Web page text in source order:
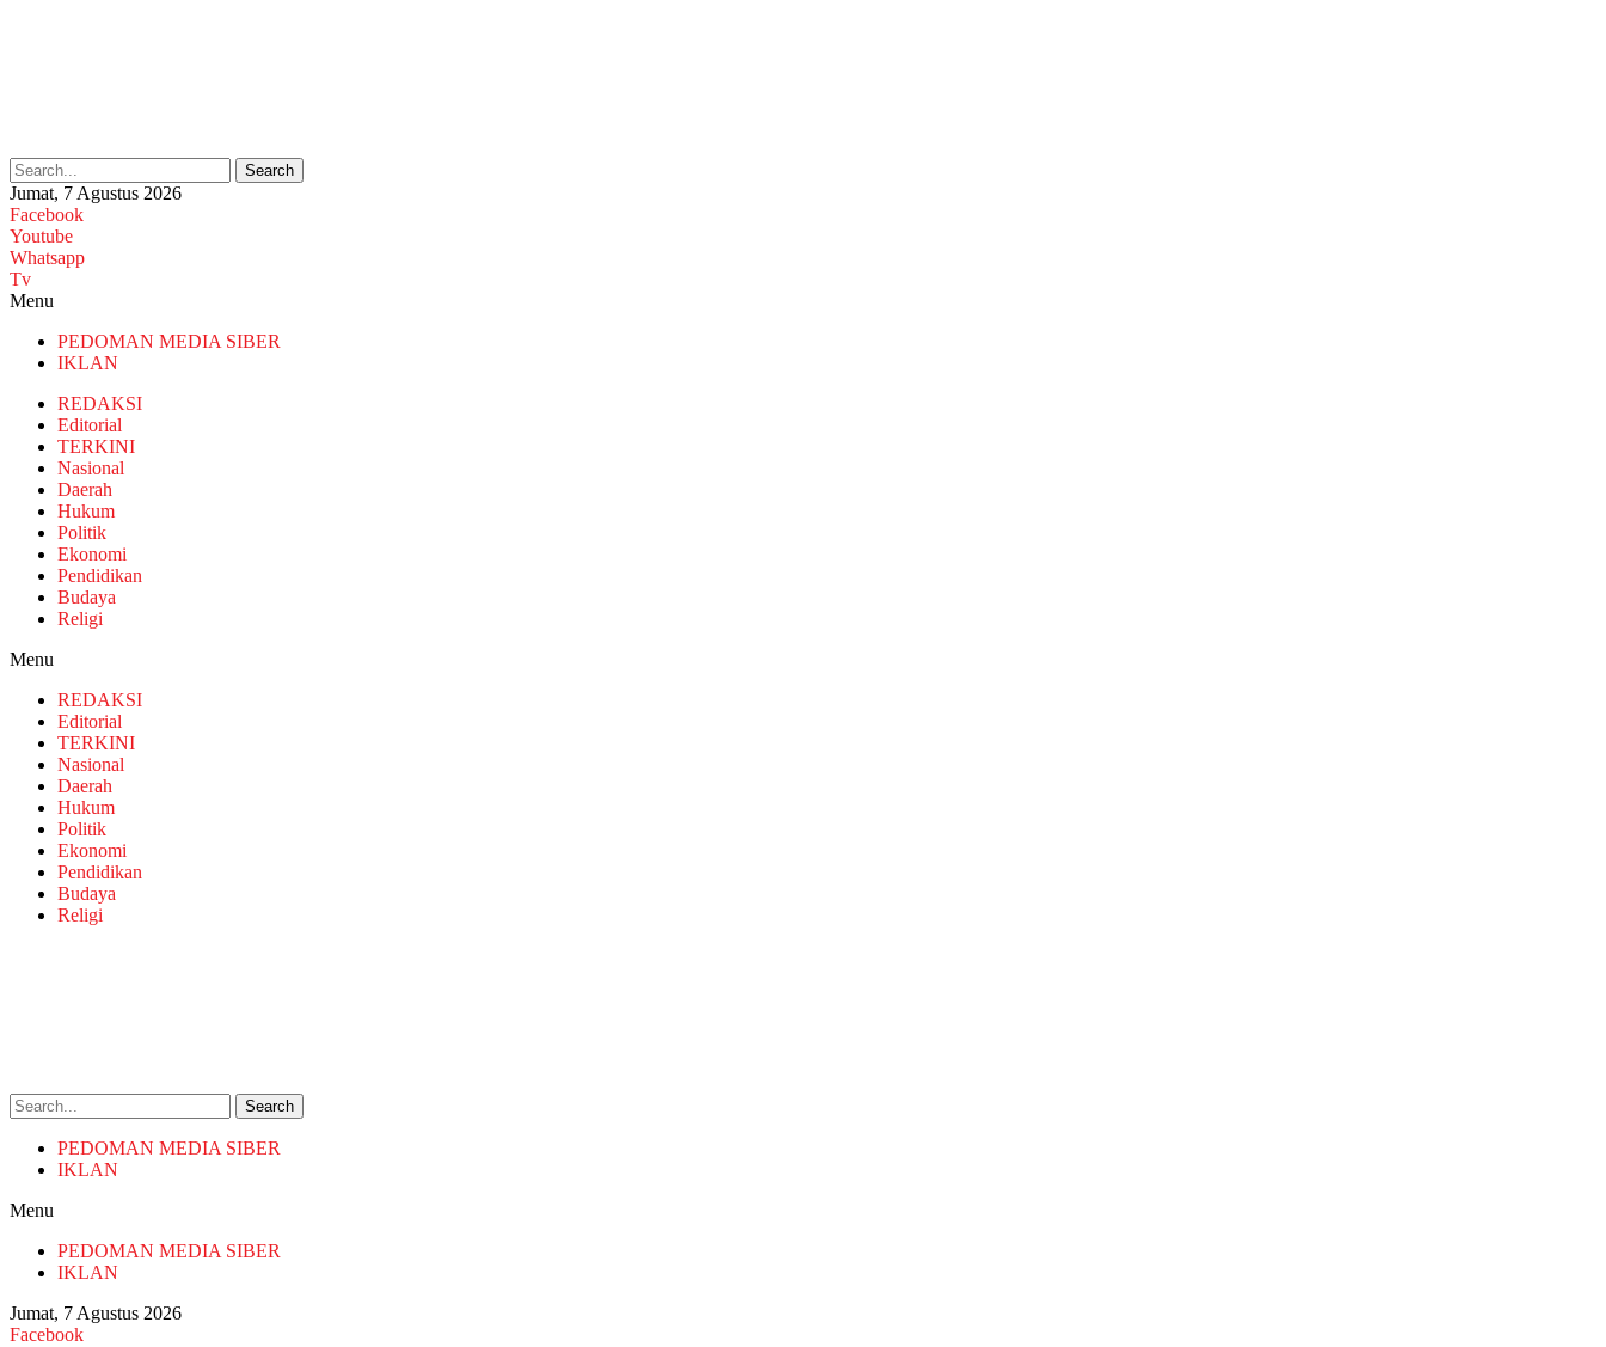
Search
Jumat, 7 Agustus 2026
Facebook
Youtube
Whatsapp
Tv
Menu
PEDOMAN MEDIA SIBER
IKLAN
REDAKSI
Editorial
TERKINI
Nasional
Daerah
Hukum
Politik
Ekonomi
Pendidikan
Budaya
Religi
Menu
REDAKSI
Editorial
TERKINI
Nasional
Daerah
Hukum
Politik
Ekonomi
Pendidikan
Budaya
Religi
Search
PEDOMAN MEDIA SIBER
IKLAN
Menu
PEDOMAN MEDIA SIBER
IKLAN
Jumat, 7 Agustus 2026
Facebook